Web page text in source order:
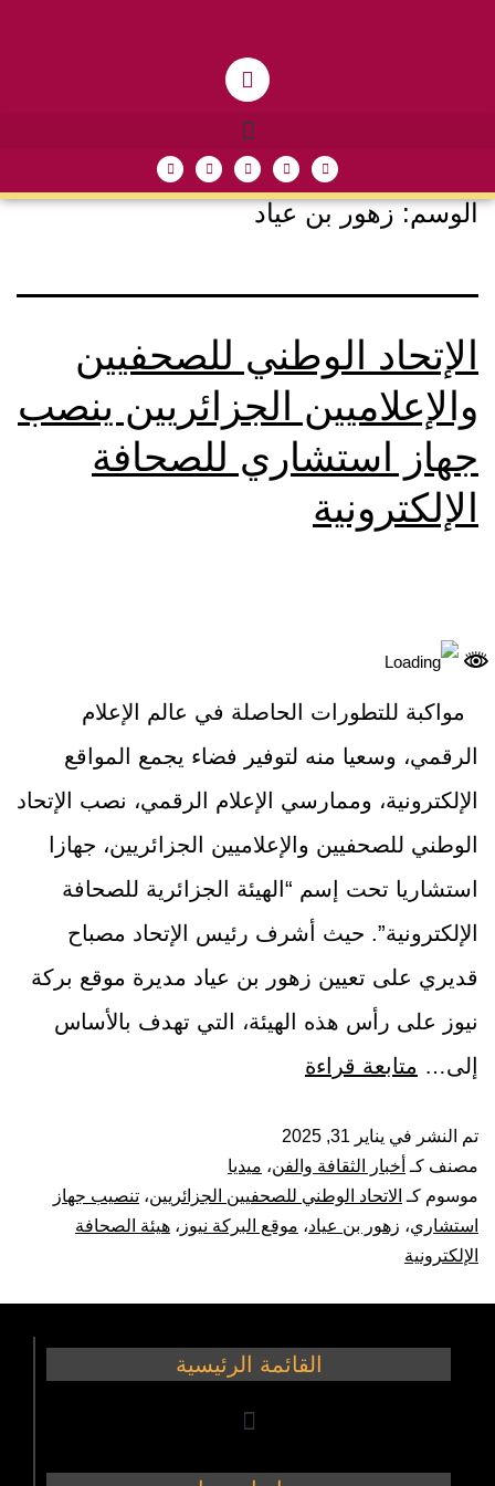
الوسم:زهور بن عياد
الإتحاد الوطني للصحفيين
والإعلاميين الجزائريين ينصب
جهاز استشاري للصحافة
الإلكترونية
مواكبة للتطورات الحاصلة في عالم الإعلام
الرقمي، وسعيا منه لتوفير فضاء يجمع المواقع
الإلكترونية، وممارسي الإعلام الرقمي، نصب الإتحاد
الوطني للصحفيين والإعلاميين الجزائريين، جهازا
استشاريا تحت إسم “الهيئة الجزائرية للصحافة
الإلكترونية”. حيث أشرف رئيس الإتحاد مصباح
قديري على تعيين زهور بن عياد مديرة موقع بركة
نيوز على رأس هذه الهيئة، التي تهدف بالأساس
إلى… متابعة قراءة
تم النشر في يناير 31, 2025
مصنف كـ أخبار الثقافة والفن، ميديا
موسوم كـ الاتحاد الوطني للصحفيين الجزائريين، تنصيب جهاز
استشاري، زهور بن عياد، موقع البركة نيوز ، هيئة الصحافة
الإلكترونية
القائمة الرئيسية